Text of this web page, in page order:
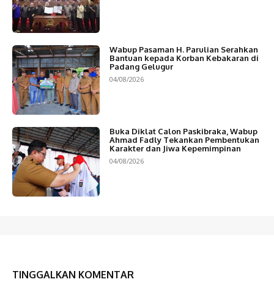
Wabup Pasaman H. Parulian Serahkan
Bantuan kepada Korban Kebakaran di
Padang Gelugur
04/08/2026
Buka Diklat Calon Paskibraka, Wabup
Ahmad Fadly Tekankan Pembentukan
Karakter dan Jiwa Kepemimpinan
04/08/2026
TINGGALKAN KOMENTAR